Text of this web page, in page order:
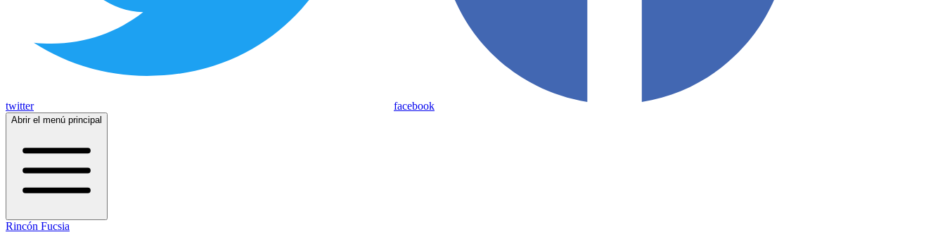
twitter facebook
Abrir el menú principal
Rincón Fucsia